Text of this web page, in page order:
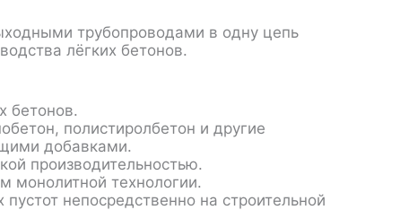
трубопроводами в одну цепь
лёгких бетонов.
бетонов.
полистиролбетон и другие
добавками.
производительностью.
монолитной технологии.
непосредственно на строительной